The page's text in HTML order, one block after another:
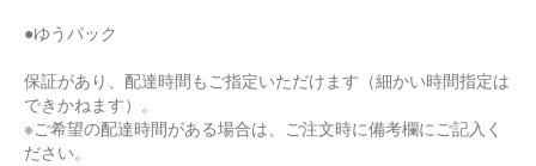
●ゆうパック
保証があり、配達時間もご指定いただけます（細かい時間指定は
できかねます）。
※ご希望の配達時間がある場合は、ご注文時に備考欄にご記入く
ださい。